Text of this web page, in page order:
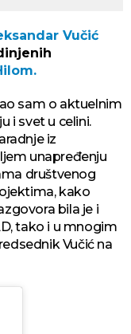
Vučić
sam o aktuelnim
i svet u celini.
iz
unapređenju
društvenog
kako
bila je i
tako i u mnogim
Vučić na